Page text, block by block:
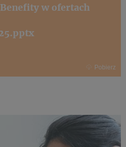
w ofertach
Pobierz